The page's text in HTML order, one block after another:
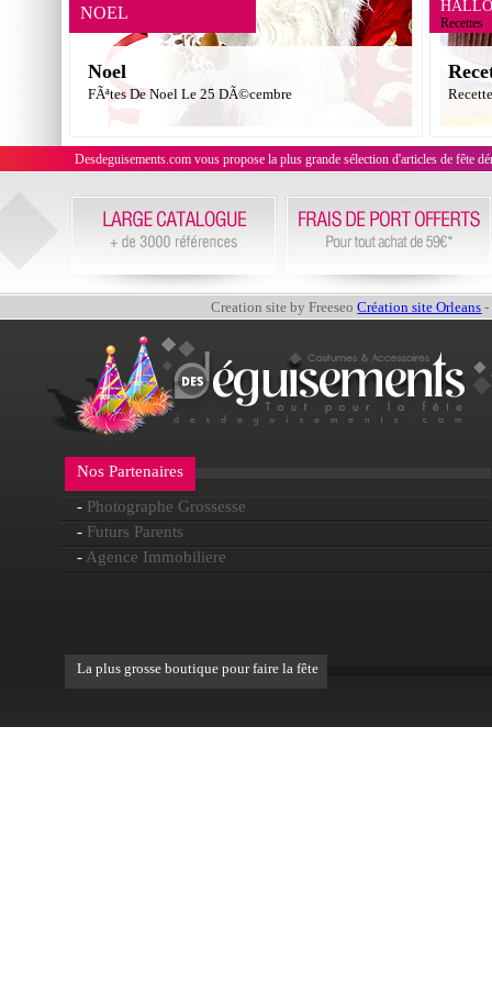
NOEL
Noel
FÃªtes De Noel Le 25 DÃ©cembre
Recettes
Desdeguisements.com vous propose la plus grande sélection d'articles de fête
Creation site by FreeseoCréation site Orleans -
Nos Partenaires
- Photographe Grossesse
- Futurs Parents
- Agence Immobiliere
La plus grosse boutique pour faire la fête